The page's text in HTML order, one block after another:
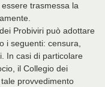
trasmessa la
Probiviri può adottare
i seguenti: censura,
In casi di particolare
il Collegio dei
provvedimento